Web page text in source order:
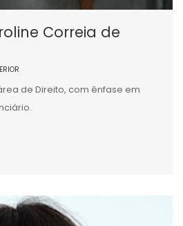
Correia de
de Direito, com ênfase em